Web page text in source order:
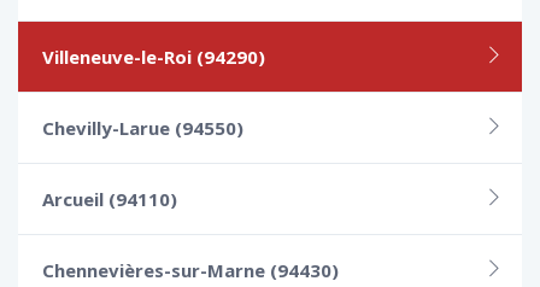
Villeneuve-le-Roi (94290)
Chevilly-Larue (94550)
Arcueil (94110)
Chennevières-sur-Marne (94430)